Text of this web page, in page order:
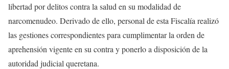
libertad por delitos contra la salud en su modalidad de
narcomenudeo. Derivado de ello, personal de esta Fiscalía realizó
las gestiones correspondientes para cumplimentar la orden de
aprehensión vigente en su contra y ponerlo a disposición de la
autoridad judicial queretana.